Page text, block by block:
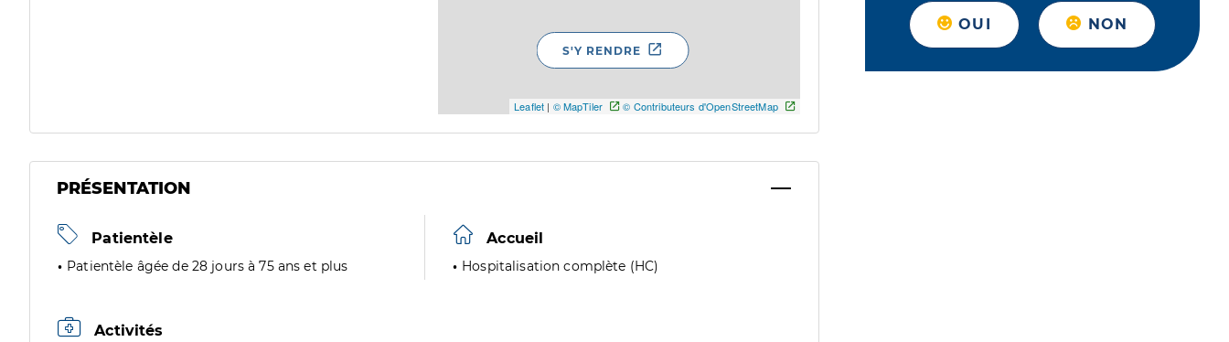
Leaflet | © MapTiler © Contributeurs d'OpenStreetMap
S'Y RENDRE
PRÉSENTATION
Patientèle
Patientèle âgée de 28 jours à 75 ans et plus
Accueil
Hospitalisation complète (HC)
Activités
OUI NON